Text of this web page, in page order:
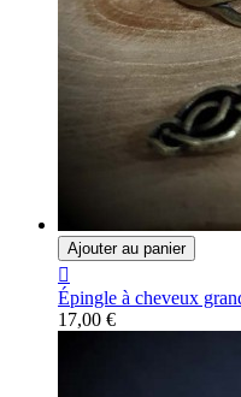
Ajouter au panier

Épingle à cheveux
17,00 €